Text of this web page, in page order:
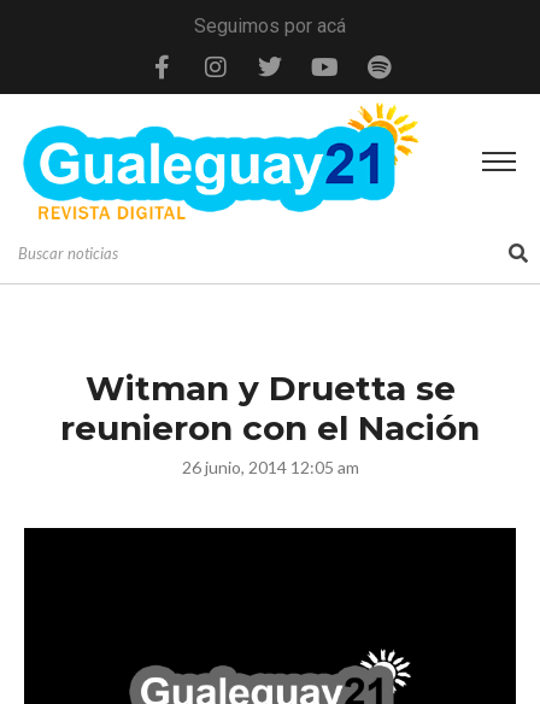
Seguimos por acá
Witman y Druetta se
reunieron con el Nación
26 junio, 2014 12:05 am